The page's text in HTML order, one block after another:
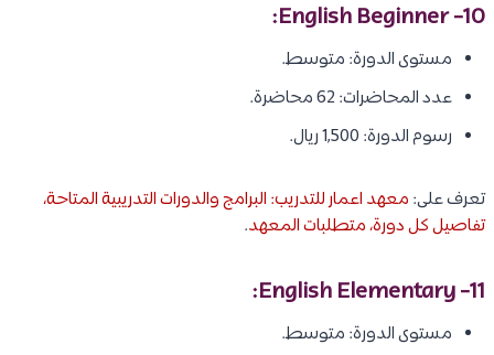
10- English Beginner:
مستوى الدورة: متوسط.
عدد المحاضرات: 62 محاضرة.
رسوم الدورة: 1,500 ريال.
تعرف على: معهد اعمار للتدريب: البرامج والدورات التدريبية المتاحة،
تفاصيل كل دورة، متطلبات المعهد.
11- English Elementary:
مستوى الدورة: متوسط.